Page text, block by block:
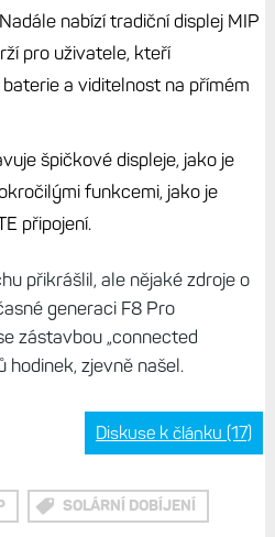
nabízí tradiční displej MIP
pro uživatele, kteří
a viditelnost na přímém
špičkové displeje, jako je
funkcemi, jako je
připojení.
přikrášlil, ale nějaké zdroje o
generaci F8 Pro
zástavbou „connected
zjevně našel.
Diskuse k článku (17)
SOLÁRNÍ DOBÍJENÍ